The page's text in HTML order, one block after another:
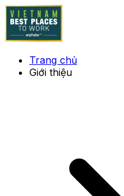
Trang chủ
Giới thiệu